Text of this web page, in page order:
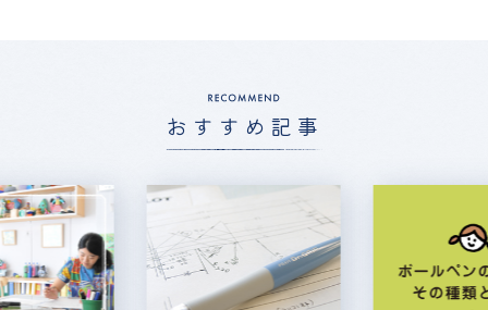
おすすめ記事